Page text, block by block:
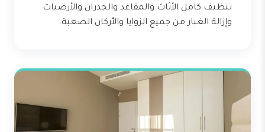
تنظيف كامل الأثاث والمقاعد والجدران والأرضيات
وإزالة الغبار من جميع الزوايا والأركان الصعبة.